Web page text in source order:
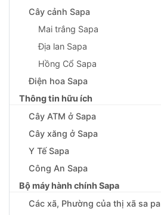
Cây cảnh Sapa
Mai trắng Sapa
Địa lan Sapa
Hồng Cổ Sapa
Điện hoa Sapa
Thông tin hữu ích
Cây ATM ở Sapa
Cây xăng ở Sapa
Y Tế Sapa
Công An Sapa
Bộ máy hành chính Sapa
Các xã, Phường của thị xã sa pa